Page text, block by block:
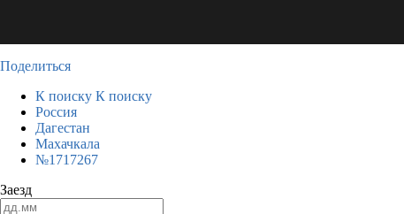
Поделиться
К поиску К поиску
Россия
Дагестан
Махачкала
№1717267
Заезд